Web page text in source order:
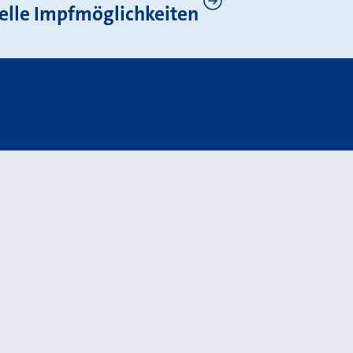
Impfmöglichkeiten